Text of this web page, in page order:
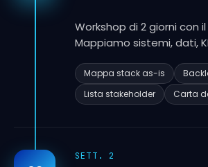
Workshop di 2 giorni con
Mappiamo sistemi, dati,
Mappa stack as-is
Lista stakeholder
Carta
SETT. 2